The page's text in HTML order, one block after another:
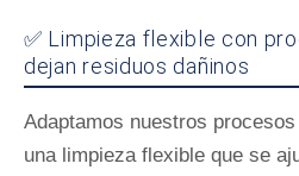
✅ Limpieza flexible con
dejan residuos dañinos
Adaptamos nuestros
una limpieza flexible que se